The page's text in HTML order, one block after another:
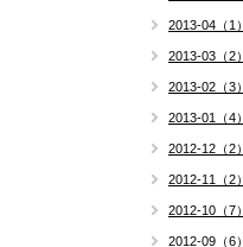
2013-04（1）
2013-03（2）
2013-02（3）
2013-01（4）
2012-12（2）
2012-11（2）
2012-10（7）
2012-09（6）